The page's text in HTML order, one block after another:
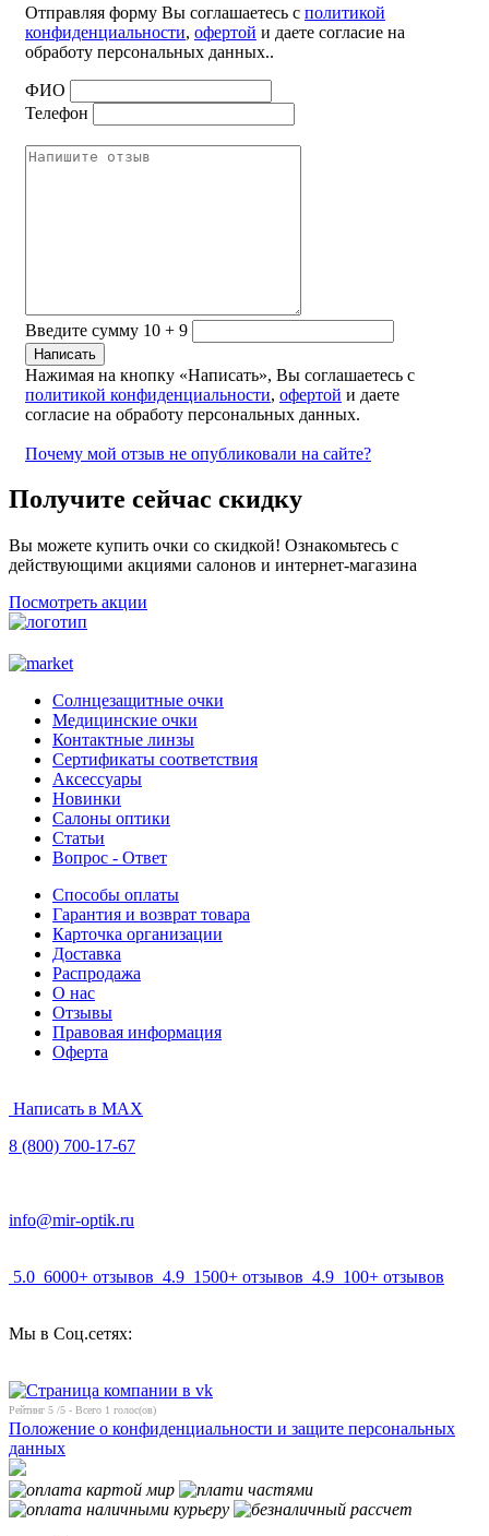
Отправляя форму Вы соглашаетесь с политикой
конфиденциальности, офертой и даете согласие на
обработу персональных данных..
ФИО
Телефон
Введите сумму 10 + 9
Нажимая на кнопку «Написать», Вы соглашаетесь с
политикой конфиденциальности, офертой и даете
согласие на обработу персональных данных.
Почему мой отзыв не опубликовали на сайте?
Получите сейчас скидку
Вы можете купить очки со скидкой! Ознакомьтесь с
действующими акциями салонов и интернет-магазина
Посмотреть акции
Солнцезащитные очки
Медицинские очки
Контактные линзы
Сертификаты соответствия
Аксессуары
Новинки
Салоны оптики
Статьи
Вопрос - Ответ
Способы оплаты
Гарантия и возврат товара
Карточка организации
Доставка
Распродажа
О нас
Отзывы
Правовая информация
Оферта
Написать в MAX
8 (800) 700-17-67
info@mir-optik.ru
5.0 6000+ отзывов 4.9 1500+ отзывов 4.9 100+ отзывов
Мы в Соц.сетях:
Рейтинг 5 /5 - Всего 1 голос(ов)
Положение о конфиденциальности и защите персональных
данных